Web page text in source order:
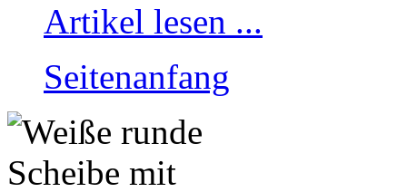
Artikel lesen ...
Seitenanfang